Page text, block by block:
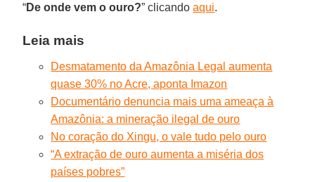
“De onde vem o ouro?” clicandoaqui.
Leia mais
Desmatamento da Amazônia Legal aumenta
quase 30% no Acre, aponta Imazon
Documentário denuncia mais uma ameaça à
Amazônia: a mineração ilegal de ouro
No coração do Xingu, o vale tudo pelo ouro
“A extração de ouro aumenta a miséria dos
países pobres”